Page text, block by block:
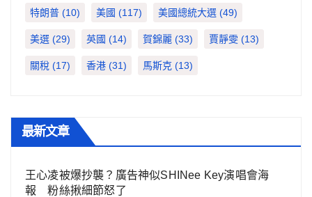
特朗普 (10) 美國 (117) 美國總統大選 (49)
美選 (29) 英國 (14) 賀錦麗 (33) 賈靜雯 (13)
關稅 (17) 香港 (31) 馬斯克 (13)
最新文章
王心凌被爆抄襲？廣告神似SHINee Key演唱會海
報 粉絲揪細節怒了